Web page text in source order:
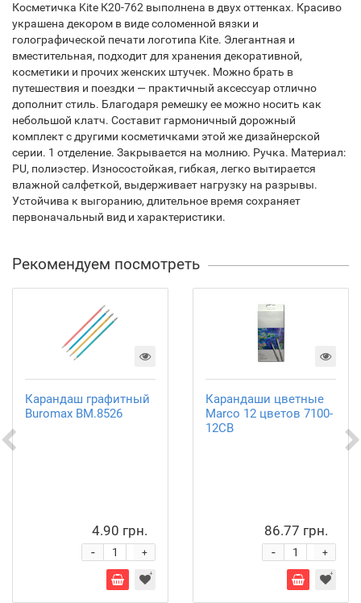
Косметичка Kite К20-762 выполнена в двух оттенках. Красиво
украшена декором в виде соломенной вязки и
голографической печати логотипа Kite. Элегантная и
вместительная, подходит для хранения декоративной,
косметики и прочих женских штучек. Можно брать в
путешествия и поездки — практичный аксессуар отлично
дополнит стиль. Благодаря ремешку ее можно носить как
небольшой клатч. Составит гармоничный дорожный
комплект с другими косметичками этой же дизайнерской
серии. 1 отделение. Закрывается на молнию. Ручка. Материал:
PU, полиэстер. Износостойкая, гибкая, легко вытирается
влажной салфеткой, выдерживает нагрузку на разрывы.
Устойчива к выгоранию, длительное время сохраняет
первоначальный вид и характеристики.
Рекомендуем посмотреть
Карандаш графитный
Buromax BM.8526
4.90 грн.
+
-
Карандаши цветные
Marco 12 цветов 7100-
12CB
86.77 грн.
+
-